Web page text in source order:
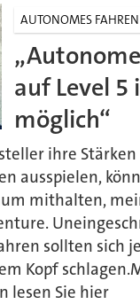
AUTONOMES FAHREN
auf Level 5
möglich“
ihre Stärken
ausspielen,
mithalten,
sollten sich
Kopf
lesen Sie hier